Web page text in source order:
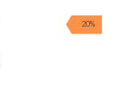
20%